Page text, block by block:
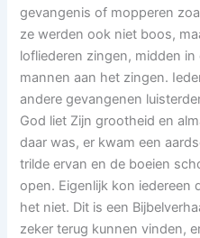
gevangenis of mopperen
ze werden ook niet boos,
lofliederen zingen, midden
mannen aan het zingen.
andere gevangenen
God liet Zijn grootheid en
daar was, er kwam een
trilde ervan en de boeien
open. Eigenlijk kon iedereen
het niet. Dit is een
zeker terug kunnen vinden,